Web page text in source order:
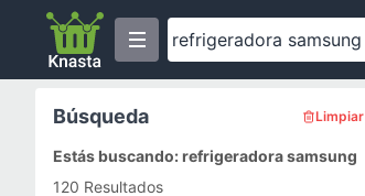
Búsqueda Limpiar
Estás buscando: refrigeradora samsung
120 Resultados